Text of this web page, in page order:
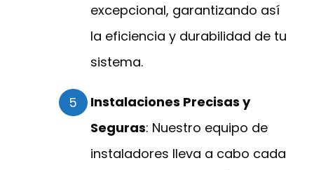
excepcional, garantizando así
la eficiencia y durabilidad de tu
sistema.
Instalaciones Precisas y
Seguras: Nuestro equipo de
instaladores lleva a cabo cada